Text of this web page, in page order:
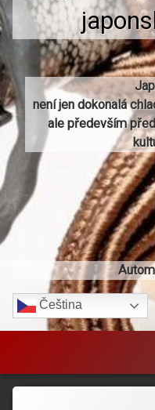
není jen dokonalá
ale především
Čeština‎